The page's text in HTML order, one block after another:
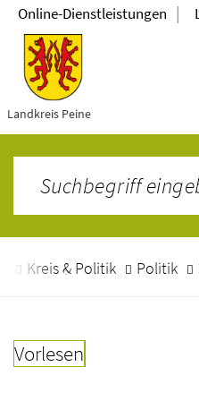
Landkreis Peine
Online-Dienstleistungen |
Kreis & Politik Politik
Vorlesen